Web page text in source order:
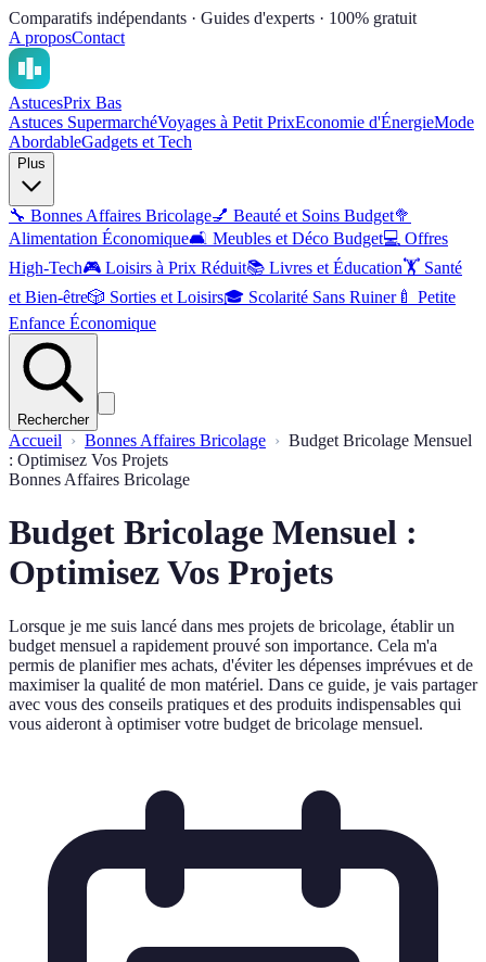
Comparatifs indépendants · Guides d'experts · 100% gratuit
A proposContact
AstucesPrix Bas
Astuces SupermarchéVoyages à Petit PrixEconomie d'ÉnergieMode
AbordableGadgets et Tech
Plus
🔧 Bonnes Affaires Bricolage💅 Beauté et Soins Budget🥦
Alimentation Économique🛋️ Meubles et Déco Budget💻 Offres
High-Tech🎮 Loisirs à Prix Réduit📚 Livres et Éducation🏋️ Santé
et Bien-être🎲 Sorties et Loisirs🎓 Scolarité Sans Ruiner🍼 Petite
Enfance Économique
Rechercher
Accueil Bonnes Affaires Bricolage
Budget Bricolage Mensuel
: Optimisez Vos Projets
Bonnes Affaires Bricolage
Budget Bricolage Mensuel :
Optimisez Vos Projets
Lorsque je me suis lancé dans mes projets de bricolage, établir un
budget mensuel a rapidement prouvé son importance. Cela m'a
permis de planifier mes achats, d'éviter les dépenses imprévues et de
maximiser la qualité de mon matériel. Dans ce guide, je vais partager
avec vous des conseils pratiques et des produits indispensables qui
vous aideront à optimiser votre budget de bricolage mensuel.